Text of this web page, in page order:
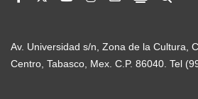
Av. Universidad s/n, Zona de la Cultura,
Centro, Tabasco, Mex. C.P. 86040. Tel